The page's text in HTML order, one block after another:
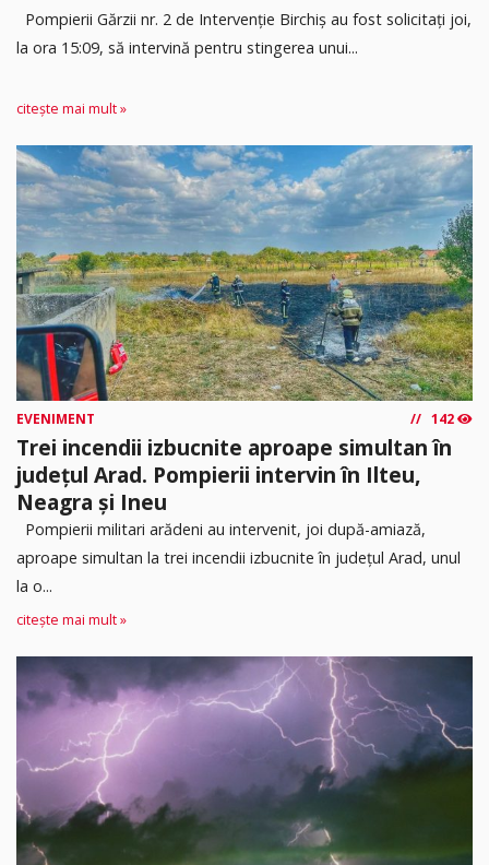
Pompierii Gărzii nr. 2 de Intervenție Birchiș au fost solicitați joi,
la ora 15:09, să intervină pentru stingerea unui...
citește mai mult »
EVENIMENT 142
Trei incendii izbucnite aproape simultan în
județul Arad. Pompierii intervin în Ilteu,
Neagra și Ineu
Pompierii militari arădeni au intervenit, joi după-amiază,
aproape simultan la trei incendii izbucnite în județul Arad, unul
la o...
citește mai mult »